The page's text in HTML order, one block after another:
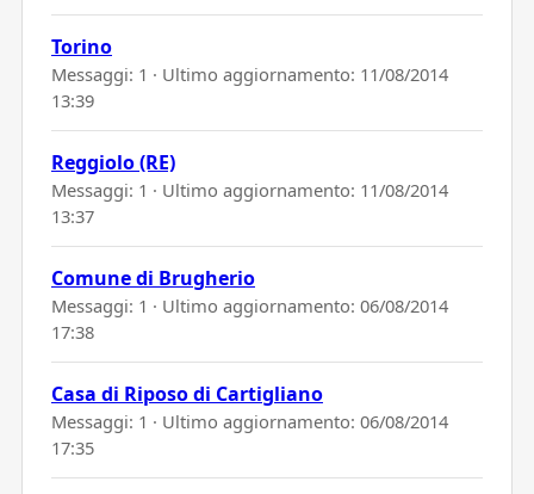
Torino
Messaggi: 1 · Ultimo aggiornamento: 11/08/2014
13:39
Reggiolo (RE)
Messaggi: 1 · Ultimo aggiornamento: 11/08/2014
13:37
Comune di Brugherio
Messaggi: 1 · Ultimo aggiornamento: 06/08/2014
17:38
Casa di Riposo di Cartigliano
Messaggi: 1 · Ultimo aggiornamento: 06/08/2014
17:35